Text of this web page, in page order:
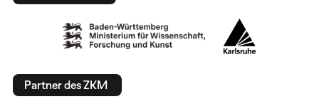
Partner des ZKM